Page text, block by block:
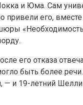
и Юма. Сам
его,
его отказа
быть более
и 19-летний